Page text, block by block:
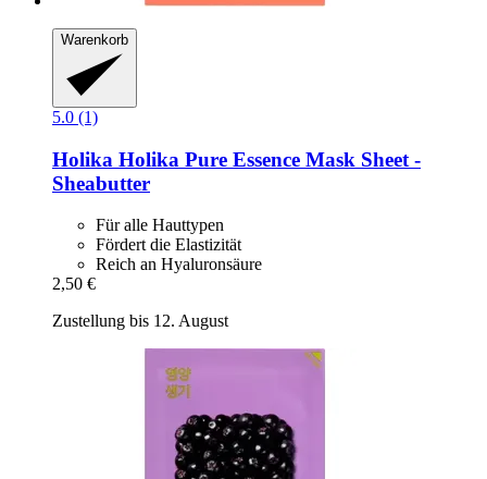
Warenkorb
5.0 (1)
Holika Holika Pure Essence Mask Sheet -​
Sheabutter
Für alle Hauttypen
Fördert die Elastizität
Reich an Hyaluronsäure
2,50 €
Zustellung bis 12. August